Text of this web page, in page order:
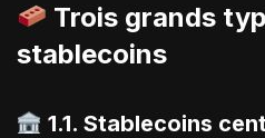
Trois grands
stablecoins
1.1. Stablecoins